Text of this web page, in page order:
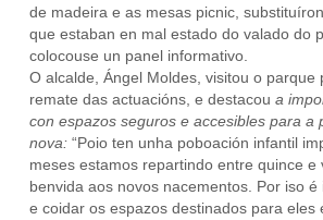
de madeira e as mesas picnic,
que estaban en mal estado do valado do
colocouse un panel informativo.
O alcalde, Ángel Moldes, visitou o parque
remate das actuacións, e destacou a
con espazos seguros e accesibles para a
nova: “Poio ten unha poboación infantil
meses estamos repartindo entre quince e
benvida aos novos nacementos. Por iso
e coidar os espazos destinados para eles